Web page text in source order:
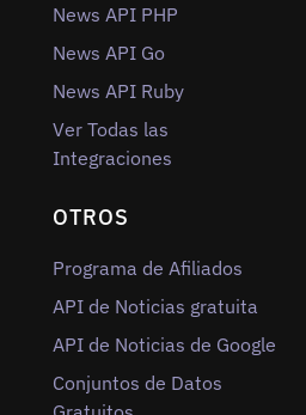
News API PHP
News API Go
News API Ruby
Ver Todas las
Integraciones
OTROS
Programa de Afiliados
API de Noticias gratuita
API de Noticias de Google
Conjuntos de Datos